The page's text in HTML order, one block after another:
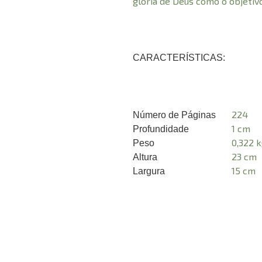
CARACTERÍSTICAS:
Número de Páginas 224
Profundidade 1 cm
Peso 0,322
Altura 23 cm
Largura 15 cm